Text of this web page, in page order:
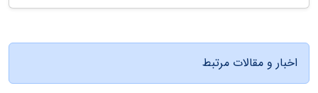
اخبار و مقالات مرتبط